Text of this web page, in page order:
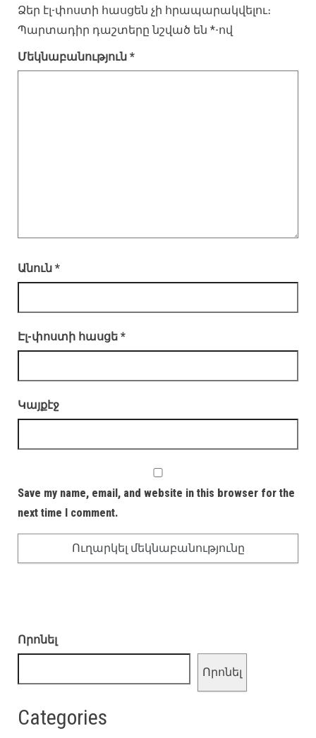
Ձեր էլ-փոստի հասցեն չի հրապարակվելու։
Պարտադիր դաշտերը նշված են *-ով
Մեկնաբանություն *
Անուն *
Էլ-փոստի հասցե *
Կայքէջ
Save my name, email, and website in this browser for the
next time I comment.
Որոնել
Որոնել
Categories